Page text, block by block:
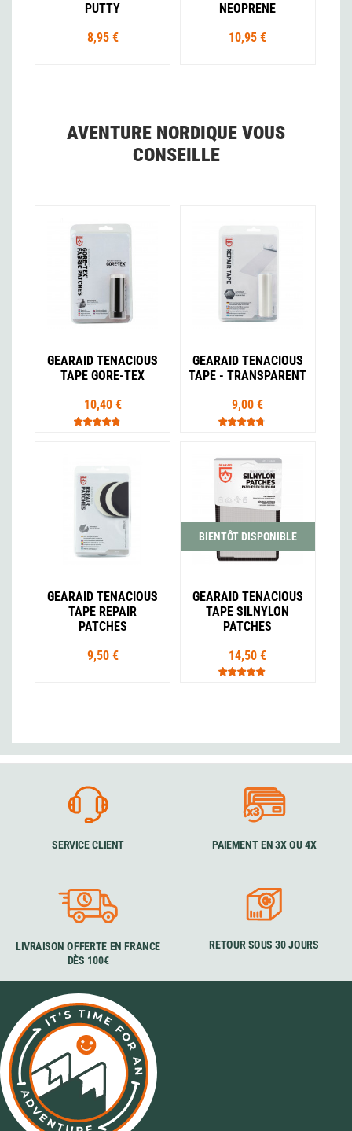
PUTTY
8,95 €
NEOPRENE
10,95 €
AVENTURE NORDIQUE VOUS
CONSEILLE
GEARAID TENACIOUS
TAPE GORE-TEX
10,40 €
GEARAID TENACIOUS
TAPE - TRANSPARENT
9,00 €
GEARAID TENACIOUS
TAPE REPAIR
PATCHES
9,50 €
BIENTÔT DISPONIBLE
GEARAID TENACIOUS
TAPE SILNYLON
PATCHES
14,50 €
SERVICE CLIENT PAIEMENT EN 3X OU 4X
LIVRAISON OFFERTE EN FRANCE
DÈS 100€
RETOUR SOUS 30 JOURS